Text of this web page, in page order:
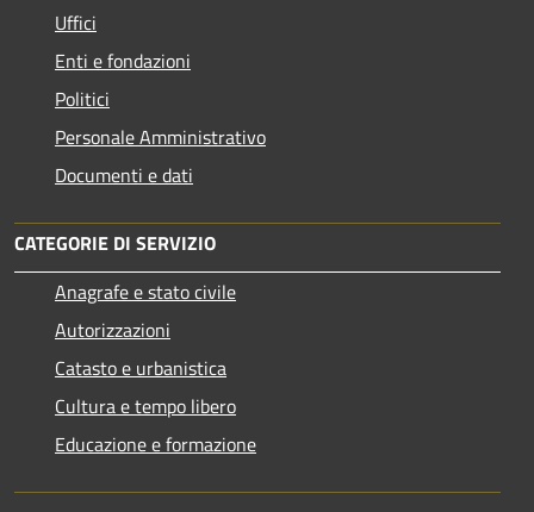
Uffici
Enti e fondazioni
Politici
Personale Amministrativo
Documenti e dati
CATEGORIE DI SERVIZIO
Anagrafe e stato civile
Autorizzazioni
Catasto e urbanistica
Cultura e tempo libero
Educazione e formazione